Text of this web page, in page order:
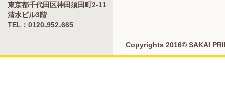
東京都千代田区神田須田町2-11
清水ビル3階
TEL：0120₋952₋665
Copyrights 2016© SAKAI